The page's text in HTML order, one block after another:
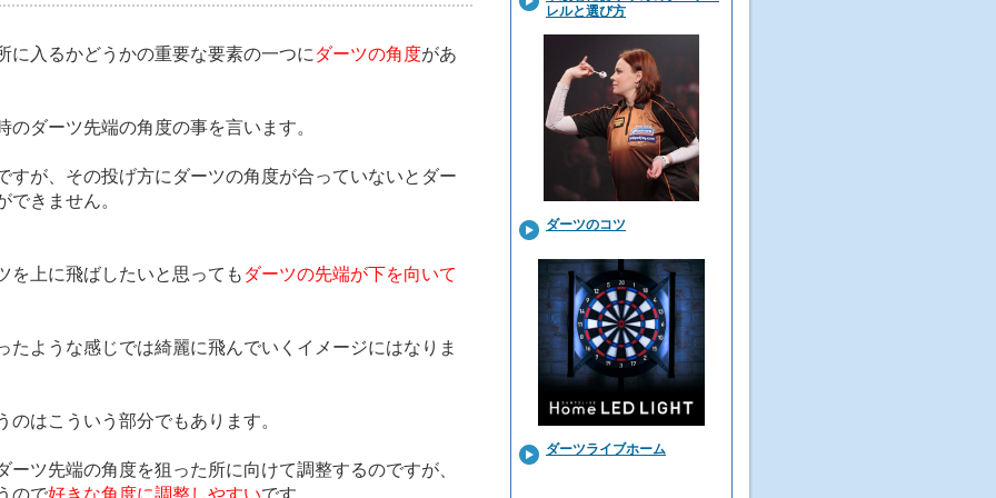
に入るかどうかの重要な要素の一つに ダーツの角度があ
ダーツ先端の角度の事を言います。
すが、その投げ方にダーツの角度が合っていないとダー
できません。
を上に飛ばしたいと思っても ダーツの先端が下を向いて
たような感じでは綺麗に飛んでいくイメージにはなりま
はこういう部分でもあります。
ーツ先端の角度を狙った所に向けて調整するのですが、
ので好きな角度に調整しやすいです。
レルと選び方
ダーツのコツ
ダーツライブホーム